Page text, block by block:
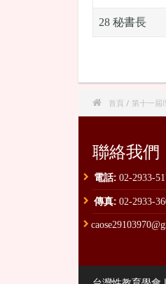
28 秘書長
 首頁 / 第十一屆
聯絡我們
電話: 02-2933-
傳真: 02-2933-